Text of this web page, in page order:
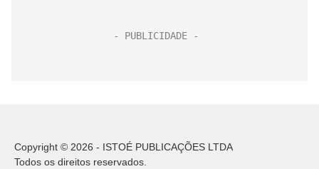
Copyright © 2026 - ISTOÉ PUBLICAÇÕES LTDA
Todos os direitos reservados.